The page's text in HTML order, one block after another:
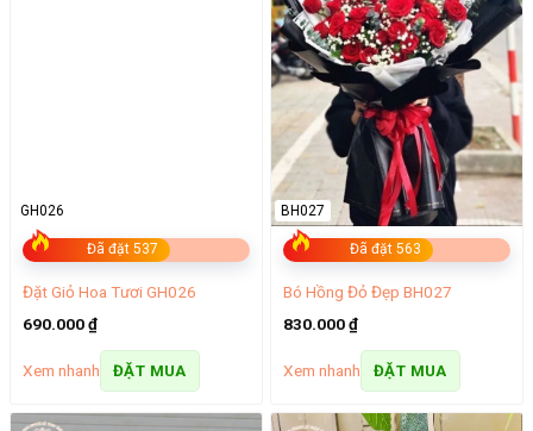
Đã đặt 537
GH026
Đặt Giỏ Hoa Tươi GH026
690.000₫
Xem nhanh ĐẶT MUA
Đã đặt 563
BH027
Bó Hồng Đỏ Đẹp BH027
830.000₫
Xem nhanh ĐẶT MUA